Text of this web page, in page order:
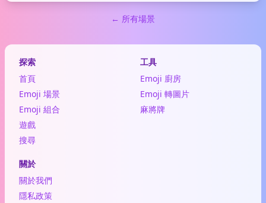
← 所有場景
探索
首頁
Emoji 場景
Emoji 組合
遊戲
搜尋
工具
Emoji 廚房
Emoji 轉圖片
麻將牌
關於
關於我們
隱私政策